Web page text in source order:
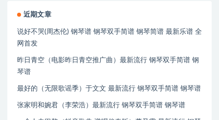
近期文章
说好不哭(周杰伦) 钢琴谱 钢琴双手简谱 钢琴简谱 最新乐谱 全
网首发
昨日青空（电影昨日青空推广曲）最新流行 钢琴双手简谱 钢
琴谱
最好的（无限歌谣季）于文文 最新流行 钢琴双手简谱 钢琴谱
张家明和婉君（李荣浩）最新流行 钢琴双手简谱 钢琴谱